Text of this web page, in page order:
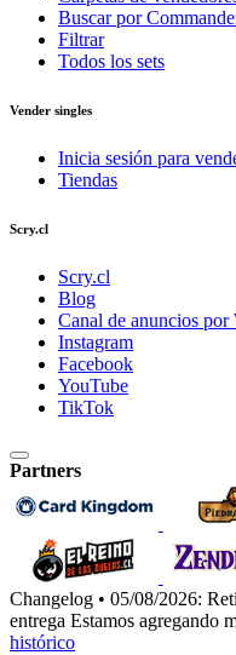
Buscar por
Filtrar
Todos los sets
Vender singles
Inicia sesión para
Tiendas
Scry.cl
Scry.cl
Blog
Canal de anuncios
Instagram
Facebook
YouTube
TikTok
Partners
Changelog • 05/08/2026:
entrega Estamos agregando
histórico